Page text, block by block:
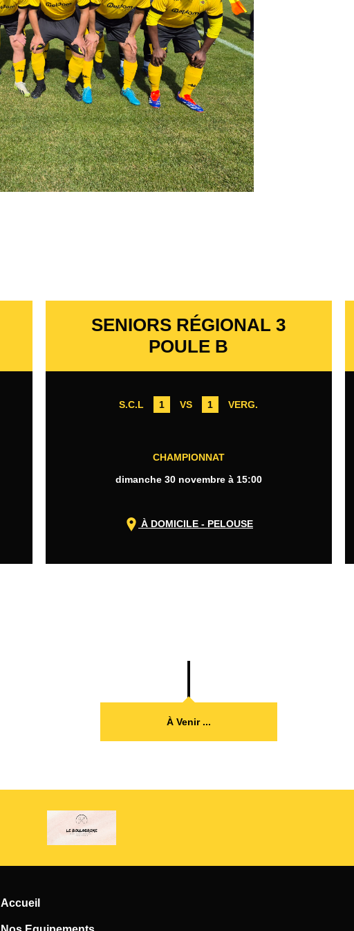
SENIORS RÉGIONAL 3
POULE B
S.C.L 1 VS 1 VERG.
CHAMPIONNAT
dimanche 30 novembre à 15:00
À DOMICILE - PELOUSE
À Venir ...
Accueil